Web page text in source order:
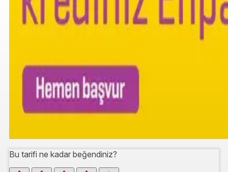
Bu tarifi ne kadar beğendiniz?